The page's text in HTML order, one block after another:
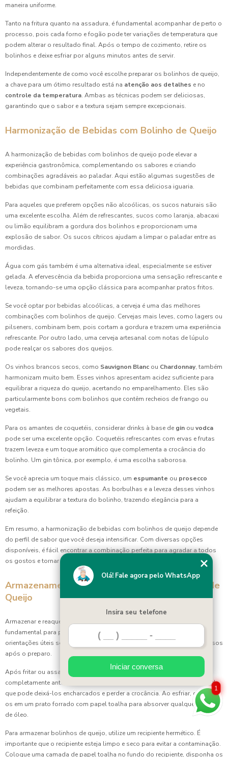
Coxinhas para Festa: Como Preparar e Servir Este Petisco
Coxinhas para Festa: Como Preparar e Surpreender Seus
Convidados com Esta Delícia
Coxinhas para Festa: Delícias que Garantem Sucesso em
Qualquer Evento
Coxinhas para Festa: Receitas Irresistíveis para Encantar
Coxinhas para Festa: Receitas Irresistíveis que Vão
Delícias de Esfiha para Festa Infantil que Encantam as
Crianças
Delícias de Salgado Assado para Festa Infantil
Deliciosa Empada de Frango Caseira
Deliciosa Empadinha de Frango
Deliciosa Empadinha de Frango: Receita Perfeita
Deliciosa Esfiha de Carne: Receita Prática
Deliciosas Empadas Recheadas Facéis de Fazer
Deliciosas Empadas Recheadas para Saborear
Deliciosas Receitas de Bolinha de Queijo
Deliciosas receitas de esfiha de carne para você saborear
Deliciosas receitas de quibe para surpreender a família
Delicioso Bolinho de Queijo: Receita Fácil e Prática
Delicioso Enroladinho de Salsicha Assado
Delicioso Quibe Para Aniversário
Deliciosos Bolinhos de Queijo Para Você
Deliciosos Enroladinhos de Presunto e Queijo: Aprenda a
Deliciosos Enroladinhos de Salsicha
Deliciosos Salgados de Festa de Casamento
Deliciosos Salgados de Festa de Casamento Para
Impressionar os Convidados
Deliciosos Salgados de Festa para seu Evento
Deliciosos Salgados de Festa para Surpreender os
Convidados
Deliciosos Salgados Fritos para Casamento que Encantam
os Convidados
1
Olá! Fale agora pelo WhatsApp
Insira seu telefone
Iniciar conversa
maneira uniforme.
Tanto na fritura quanto na assadura, é fundamental acompanhar de perto o
processo, pois cada forno e fogão pode ter variações de temperatura que
podem alterar o resultado final. Após o tempo de cozimento, retire os
bolinhos e deixe esfriar por alguns minutos antes de servir.
Independentemente de como você escolhe preparar os bolinhos de queijo,
a chave para um ótimo resultado está na atenção aos detalhes e no
controle da temperatura. Ambas as técnicas podem ser deliciosas,
garantindo que o sabor e a textura sejam sempre excepcionais.
Harmonização de Bebidas com Bolinho de Queijo
A harmonização de bebidas com bolinhos de queijo pode elevar a
experiência gastronômica, complementando os sabores e criando
combinações agradáveis ao paladar. Aqui estão algumas sugestões de
bebidas que combinam perfeitamente com essa deliciosa iguaria.
Para aqueles que preferem opções não alcoólicas, os sucos naturais são
uma excelente escolha. Além de refrescantes, sucos como laranja, abacaxi
ou limão equilibram a gordura dos bolinhos e proporcionam uma
explosão de sabor. Os sucos cítricos ajudam a limpar o paladar entre as
mordidas.
Água com gás também é uma alternativa ideal, especialmente se estiver
gelada. A efervescência da bebida proporciona uma sensação refrescante e
leveza, tornando-se uma opção clássica para acompanhar pratos fritos.
Se você optar por bebidas alcoólicas, a cerveja é uma das melhores
combinações com bolinhos de queijo. Cervejas mais leves, como lagers ou
pilseners, combinam bem, pois cortam a gordura e trazem uma experiência
refrescante. Por outro lado, uma cerveja artesanal com notas de lúpulo
pode realçar os sabores dos queijos.
Os vinhos brancos secos, como Sauvignon Blanc ou Chardonnay, também
harmonizam muito bem. Esses vinhos apresentam acidez suficiente para
equilibrar a riqueza do queijo, acertando no emparelhamento. Eles são
particularmente bons com bolinhos que contêm recheios de frango ou
vegetais.
Para os amantes de coquetéis, considerar drinks à base de gin ou vodca
pode ser uma excelente opção. Coquetéis refrescantes com ervas e frutas
trazem leveza e um toque aromático que complementa a crocância do
bolinho. Um gin tônica, por exemplo, é uma escolha saborosa.
Se você aprecia um toque mais clássico, um espumante ou prosecco
podem ser as melhores apostas. As borbulhas e a leveza desses vinhos
ajudam a equilibrar a textura do bolinho, trazendo elegância para a
refeição.
Em resumo, a harmonização de bebidas com bolinhos de queijo depende
do perfil de sabor que você deseja intensificar. Com diversas opções
disponíveis, é fácil encontrar a combinação perfeita para agradar a todos
os gostos e tornar a sua refeição ainda mais especial.
Armazenamento e Reaquecimento do Bolinho de
Queijo
Armazenar e reaquecer bolinhos de queijo de maneira adequada é
fundamental para preservar seu sabor e textura. Abaixo estão algumas
orientações úteis sobre como manter esses petiscos crocantes e deliciosos
após o preparo.
Após fritar ou assar os bolinhos, é aconselhável deixá-los esfriar
completamente antes de armazená-los. Isso evita a formação de umidade,
que pode deixá-los encharcados e perder a crocância. Ao esfriar, coloque-
os em um prato forrado com papel toalha para absorver qualquer excesso
de óleo.
Para armazenar bolinhos de queijo, utilize um recipiente hermético. É
importante que o recipiente esteja limpo e seco para evitar a contaminação.
Coloque uma camada de papel toalha no fundo do recipiente, disponha os
1
Olá! Fale agora pelo WhatsApp
Insira seu telefone
Iniciar conversa